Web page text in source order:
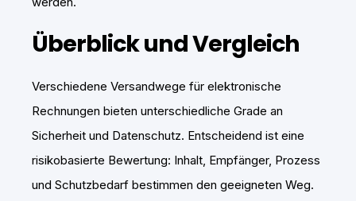
Überblick und Vergleich
Verschiedene Versandwege für elektronische
Rechnungen bieten unterschiedliche Grade an
Sicherheit und Datenschutz. Entscheidend ist eine
risikobasierte Bewertung: Inhalt, Empfänger, Prozess
und Schutzbedarf bestimmen den geeigneten Weg.